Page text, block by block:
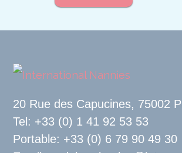
20 Rue des Capucines, 75002
Tel: +33 (0) 1 41 92 53 53
Portable: +33 (0) 6 79 90 49 30